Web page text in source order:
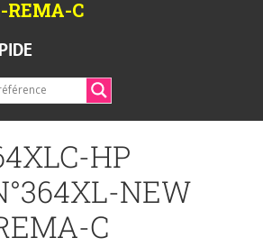
REMA-C
HP
NEW
C